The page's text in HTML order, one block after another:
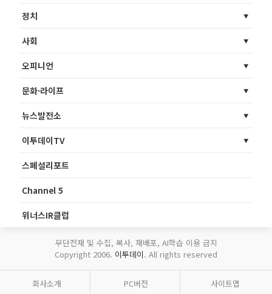
정치
사회
오피니언
문화·라이프
뉴스발전소
이투데이TV
스페셜리포트
Channel 5
위너스IR클럽
무단전재 및 수집, 복사, 재배포, AI학습 이용 금지
Copyright 2006. 이투데이. All rights reserved
회사소개 PC버전 사이트맵